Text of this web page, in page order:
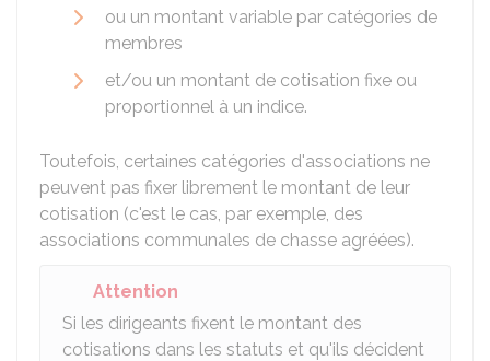
ou un montant variable par catégories de
membres
et/ou un montant de cotisation fixe ou
proportionnel à un indice.
Toutefois, certaines catégories d'associations ne
peuvent pas fixer librement le montant de leur
cotisation (c'est le cas, par exemple, des
associations communales de chasse agréées).
Attention
Si les dirigeants fixent le montant des
cotisations dans les statuts et qu'ils décident